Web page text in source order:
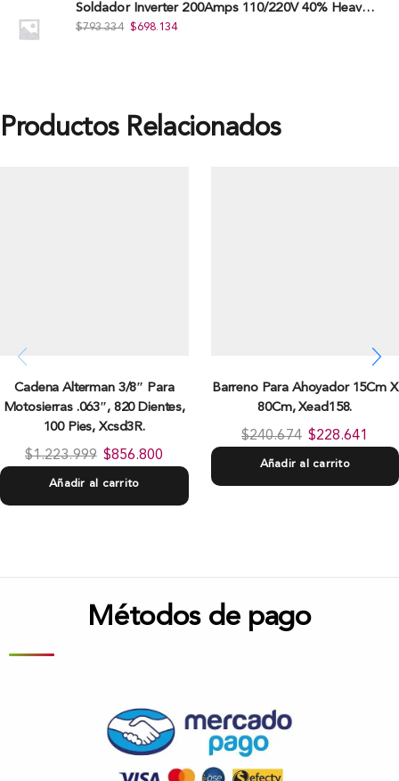
Soldador Inverter 200Amps 110/220V 40% Heavy Duty (Hd) Tkwi-200-C
$793.334 $698.134
Productos Relacionados
Cadena Alterman 3/8″ Para
Motosierras .063″, 820 Dientes,
100 Pies, Xcsd3R.
$1.223.999 $856.800
Añadir al carrito
Barreno Para Ahoyador 15Cm X
80Cm, Xead158.
$240.674 $228.641
Añadir al carrito
Métodos de pago